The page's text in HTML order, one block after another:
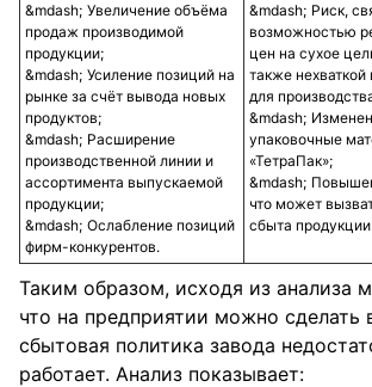
Увеличение объёма
продаж производимой
продукции;
Усиление позиций на
рынке за счёт вывода новых
продуктов;
Расширение
производственной линии и
ассортимента выпускаемой
продукции;
Ослабление позиций
фирм-конкурентов.
Риск,
возможностью
цен на сухое
также
для
упаковочные
«ТетраПак»;
что может
сбыта
Таким образом, исходя из анализа
что на предприятии можно сделать
сбытовая политика завода
работает. Анализ показывает: